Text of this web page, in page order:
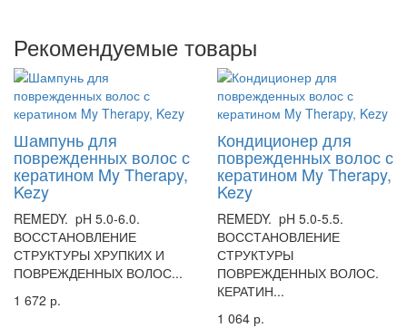
Рекомендуемые товары
Шампунь для
поврежденных волос с
кератином My Therapy,
Kezy
REMEDY. pH 5.0-6.0.
ВОССТАНОВЛЕНИЕ
СТРУКТУРЫ ХРУПКИХ И
ПОВРЕЖДЕННЫХ ВОЛОС...
1 672 р.
Кондиционер для
поврежденных волос с
кератином My Therapy,
Kezy
REMEDY. pH 5.0-5.5.
ВОССТАНОВЛЕНИЕ
СТРУКТУРЫ
ПОВРЕЖДЕННЫХ ВОЛОС.
КЕРАТИН...
1 064 р.